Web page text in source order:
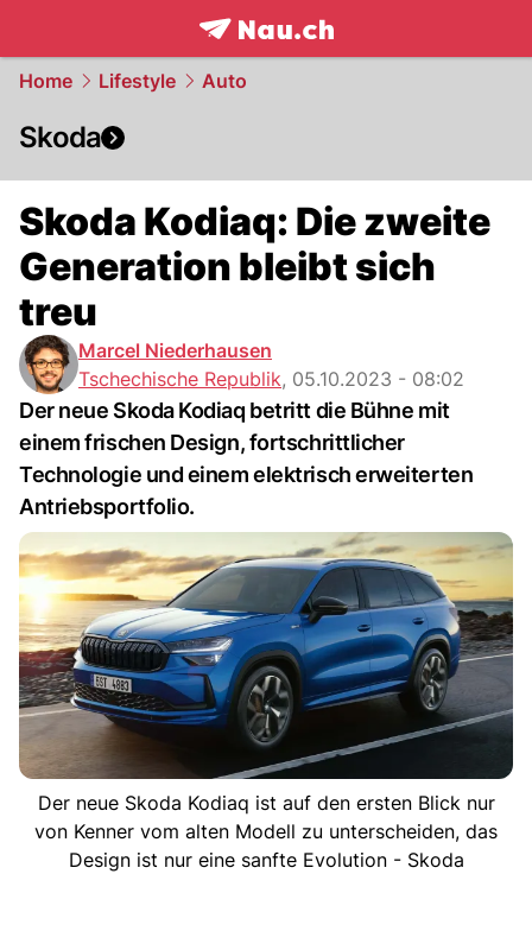
frontpage.NAU.ch
Home Lifestyle Auto
Skoda
Skoda Kodiaq: Die zweite
Generation bleibt sich
treu
Marcel Niederhausen
Tschechische Republik, 05.10.2023 - 08:02
Der neue Skoda Kodiaq betritt die Bühne mit
einem frischen Design, fortschrittlicher
Technologie und einem elektrisch erweiterten
Antriebsportfolio.
Der neue Skoda Kodiaq ist auf den ersten Blick nur
von Kenner vom alten Modell zu unterscheiden, das
Design ist nur eine sanfte Evolution - Skoda